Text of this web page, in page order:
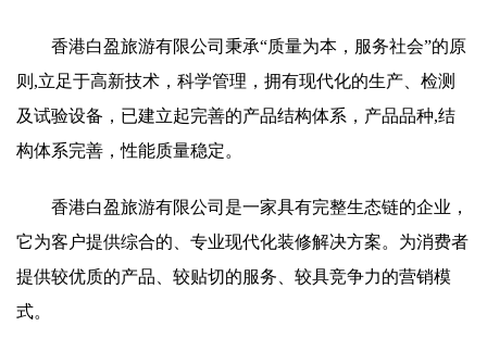
香港白盈旅游有限公司秉承“质量为本，服务社会”的原
则,立足于高新技术，科学管理，拥有现代化的生产、检测
及试验设备，已建立起完善的产品结构体系，产品品种,结
构体系完善，性能质量稳定。
香港白盈旅游有限公司是一家具有完整生态链的企业，
它为客户提供综合的、专业现代化装修解决方案。为消费者
提供较优质的产品、较贴切的服务、较具竞争力的营销模
式。